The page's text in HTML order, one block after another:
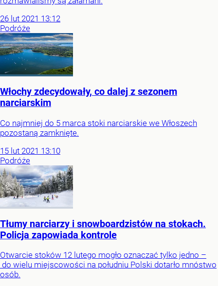
26 lut 2021 13:12
Podróże
Włochy zdecydowały, co dalej z sezonem
narciarskim
Co najmniej do 5 marca stoki narciarskie we Włoszech
pozostaną zamknięte.
15 lut 2021 13:10
Podróże
Tłumy narciarzy i snowboardzistów na stokach.
Policja zapowiada kontrole
Otwarcie stoków 12 lutego mogło oznaczać tylko jedno –
do wielu miejscowości na południu Polski dotarło mnóstwo
osób.